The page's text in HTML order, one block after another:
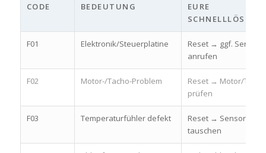
CODE BEDEUTUNG
EURE
SCHNELLLÖSUNG
F01 Elektronik/Steuerplatine
Reset → ggf. Service
anrufen
F02 Motor-/Tacho-Problem
Reset → Motor/Tacho
prüfen
F03 Temperaturfühler defekt
Reset → Sensor
tauschen